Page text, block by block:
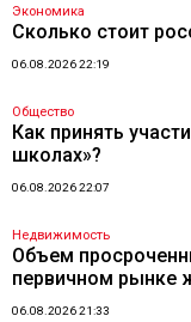
Экономика
Сколько стоит
06.08.2026 22:19
Общество
Как принять
школах»?
06.08.2026 22:07
Недвижимость
Объем
первичном рынке
06.08.2026 21:33